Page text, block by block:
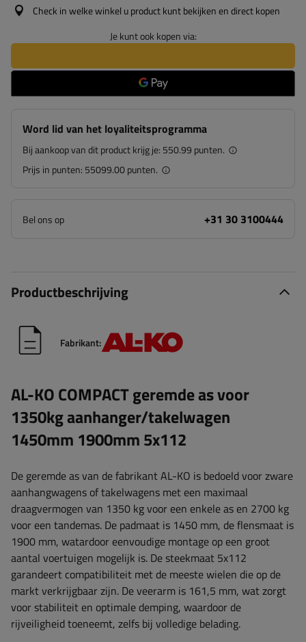
Check in welke winkel u product kunt bekijken en direct kopen
Je kunt ook kopen via:
Word lid van het loyaliteitsprogramma
Bij aankoop van dit product krijg je: 550.99 punten.
Prijs in punten: 55099.00 punten.
Bel ons op +31 30 3100444
Productbeschrijving
Fabrikant:
AL-KO COMPACT geremde as voor
1350kg aanhanger/takelwagen
1450mm 1900mm 5x112
De geremde as van de fabrikant AL-KO is bedoeld voor zware
aanhangwagens of takelwagens met een maximaal
draagvermogen van 1350 kg voor een enkele as en 2700 kg
voor een tandemas. De padmaat is ​​1450 mm, de flensmaat is
​​1900 mm, watardoor eenvoudige montage op een groot
aantal voertuigen mogelijk is. De steekmaat 5x112
garandeert compatibiliteit met de meeste wielen die op de
markt verkrijgbaar zijn. De veerarm is ​​161,5 mm, wat zorgt
voor stabiliteit en optimale demping, waardoor de
rijveiligheid toeneemt, zelfs bij volledige belading.